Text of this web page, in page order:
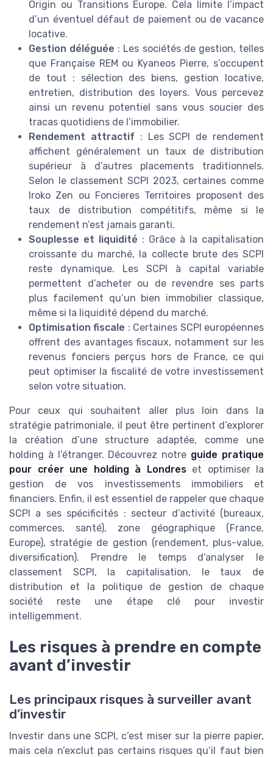
Origin ou Transitions Europe. Cela limite l’impact
d’un éventuel défaut de paiement ou de vacance
locative.
Gestion déléguée : Les sociétés de gestion, telles
que Française REM ou Kyaneos Pierre, s’occupent
de tout : sélection des biens, gestion locative,
entretien, distribution des loyers. Vous percevez
ainsi un revenu potentiel sans vous soucier des
tracas quotidiens de l’immobilier.
Rendement attractif : Les SCPI de rendement
affichent généralement un taux de distribution
supérieur à d’autres placements traditionnels.
Selon le classement SCPI 2023, certaines comme
Iroko Zen ou Foncieres Territoires proposent des
taux de distribution compétitifs, même si le
rendement n’est jamais garanti.
Souplesse et liquidité : Grâce à la capitalisation
croissante du marché, la collecte brute des SCPI
reste dynamique. Les SCPI à capital variable
permettent d’acheter ou de revendre ses parts
plus facilement qu’un bien immobilier classique,
même si la liquidité dépend du marché.
Optimisation fiscale : Certaines SCPI européennes
offrent des avantages fiscaux, notamment sur les
revenus fonciers perçus hors de France, ce qui
peut optimiser la fiscalité de votre investissement
selon votre situation.
Pour ceux qui souhaitent aller plus loin dans la
stratégie patrimoniale, il peut être pertinent d’explorer
la création d’une structure adaptée, comme une
holding à l’étranger. Découvrez notre guide pratique
pour créer une holding à Londreset optimiser la
gestion de vos investissements immobiliers et
financiers. Enfin, il est essentiel de rappeler que chaque
SCPI a ses spécificités : secteur d’activité (bureaux,
commerces, santé), zone géographique (France,
Europe), stratégie de gestion (rendement, plus-value,
diversification). Prendre le temps d’analyser le
classement SCPI, la capitalisation, le taux de
distribution et la politique de gestion de chaque
société reste une étape clé pour investir
intelligemment.
Les risques à prendre en compte
avant d’investir
Les principaux risques à surveiller avant
d’investir
Investir dans une SCPI, c’est miser sur la pierre papier,
mais cela n’exclut pas certains risques qu’il faut bien